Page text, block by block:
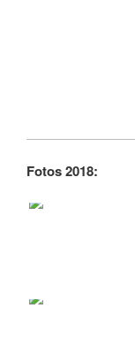
Fotos 2018: